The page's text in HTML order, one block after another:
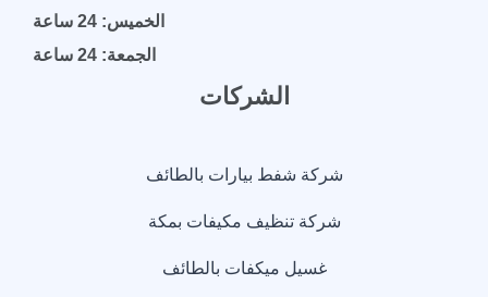
الخميس: 24 ساعة
الجمعة: 24 ساعة
الشركات
شركة شفط بيارات بالطائف
شركة تنظيف مكيفات بمكة
غسيل ميكفات بالطائف